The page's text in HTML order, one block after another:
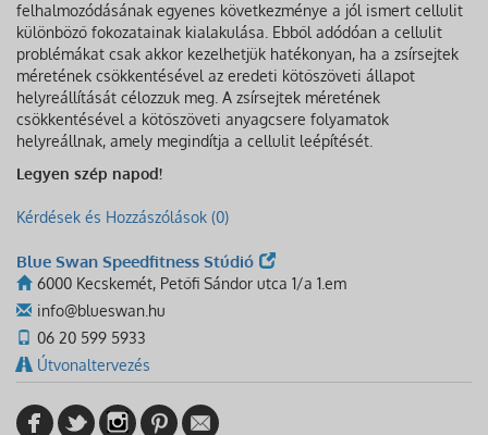
felhalmozódásának egyenes következménye a jól ismert cellulit
különböző fokozatainak kialakulása. Ebből adódóan a cellulit
problémákat csak akkor kezelhetjük hatékonyan, ha a zsírsejtek
méretének csökkentésével az eredeti kötőszöveti állapot
helyreállítását célozzuk meg. A zsírsejtek méretének
csökkentésével a kötőszöveti anyagcsere folyamatok
helyreállnak, amely megindítja a cellulit leépítését.
Legyen szép napod!
Kérdések és Hozzászólások (0)
Blue Swan Speedfitness Stúdió
6000 Kecskemét, Petőfi Sándor utca 1/a 1.em
info@blueswan.hu
06 20 599 5933
Útvonaltervezés